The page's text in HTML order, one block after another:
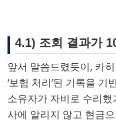
4.1) 조회 결과가
앞서 말씀드렸듯이, 카
‘보험 처리’된 기록을 기
소유자가 자비로 수리
사에 알리지 않고 현금